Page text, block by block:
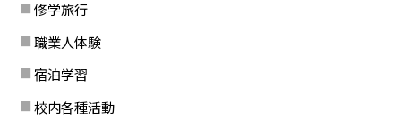
修学旅行
職業人体験
宿泊学習
校内各種活動